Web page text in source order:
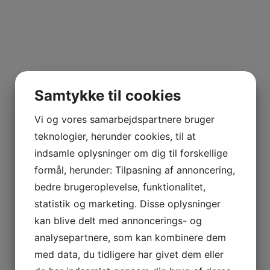
Samtykke til cookies
Vi og vores samarbejdspartnere bruger
teknologier, herunder cookies, til at
indsamle oplysninger om dig til forskellige
formål, herunder: Tilpasning af annoncering,
bedre brugeroplevelse, funktionalitet,
statistik og marketing. Disse oplysninger
kan blive delt med annoncerings- og
analysepartnere, som kan kombinere dem
med data, du tidligere har givet dem eller